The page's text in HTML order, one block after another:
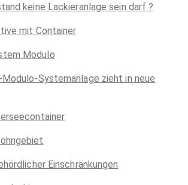
keine Lackieranlage sein darf ?
mit Container
Modulo
Systemanlage zieht in neue
Einschränkungen